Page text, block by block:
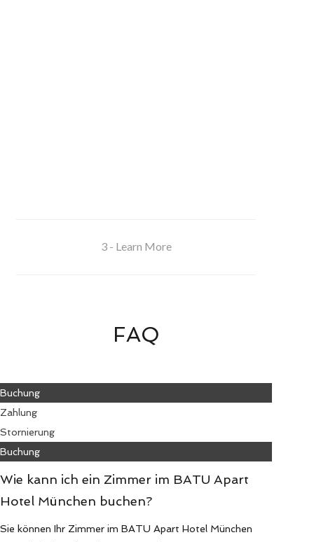
3 - Learn More
FAQ
Buchung
Zahlung
Stornierung
Buchung
Wie kann ich ein Zimmer im BATU Apart
Hotel München buchen?
Sie können Ihr Zimmer im BATU Apart Hotel München